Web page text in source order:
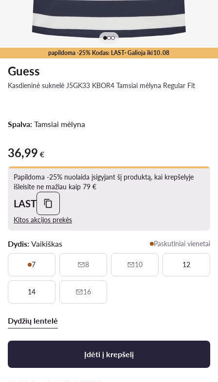
papildoma -25% Kodas: LAST· Galioja iki10.08
Guess
Kasdieninė suknelė J5GK33 KBOR4 Tamsiai mėlyna Regular Fit
Spalva: Tamsiai mėlyna
36,99 €
36,99 €
Papildoma -25% nuolaida įsigyjant šį produktą, kai krepšelyje
išleisite ne mažiau kaip 79 €
LAST
Kitos akcijos prekės
Dydis: Vaikiškas Paskutiniai vienetai
7 8 10 12
14 16
Dydžių lentelė
Įdėti į krepšelį